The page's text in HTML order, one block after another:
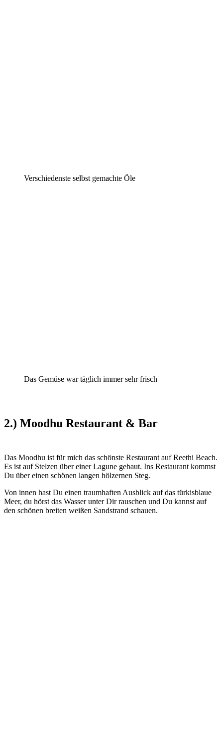
Verschiedenste selbst gemachte Öle
Das Gemüse war täglich immer sehr frisch
2.) Moodhu Restaurant & Bar
Das Moodhu ist für mich das schönste Restaurant auf Reethi Beach.
Es ist auf Stelzen über einer Lagune gebaut. Ins Restaurant kommst
Du über einen schönen langen hölzernen Steg.
Von innen hast Du einen traumhaften Ausblick auf das türkisblaue
Meer, du hörst das Wasser unter Dir rauschen und Du kannst auf
den schönen breiten weißen Sandstrand schauen.